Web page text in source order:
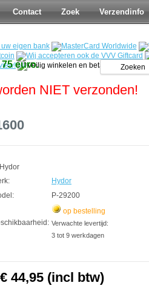
Contact Zoek Verzendinfo
euro.
NIET verzonden!
Hydor
P-29200
op bestelling
Verwachte levertijd:
3 tot 9 werkdagen
€ 44,95 (incl btw)